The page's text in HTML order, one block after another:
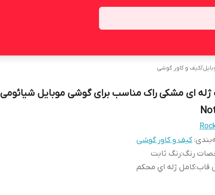
/کیف و کاور گوشی
ژله ای مشکی راک مناسب برای گوشی موبایل شیائومی
:کیف و کاور گوشی
رنگ:رنگ ثابت
قاب:کامل ژله اي محکم